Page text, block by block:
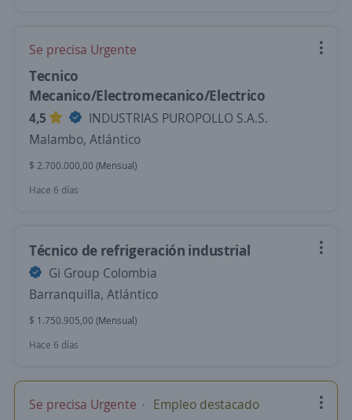
Se precisa Urgente
Tecnico
Mecanico/Electromecanico/Electrico
4,5
INDUSTRIAS PUROPOLLO S.A.S.
Malambo, Atlántico
$ 2.700.000,00 (Mensual)
Hace 6 días
Técnico de refrigeración industrial
Gi Group Colombia
Barranquilla, Atlántico
$ 1.750.905,00 (Mensual)
Hace 6 días
Se precisa Urgente Empleo destacado